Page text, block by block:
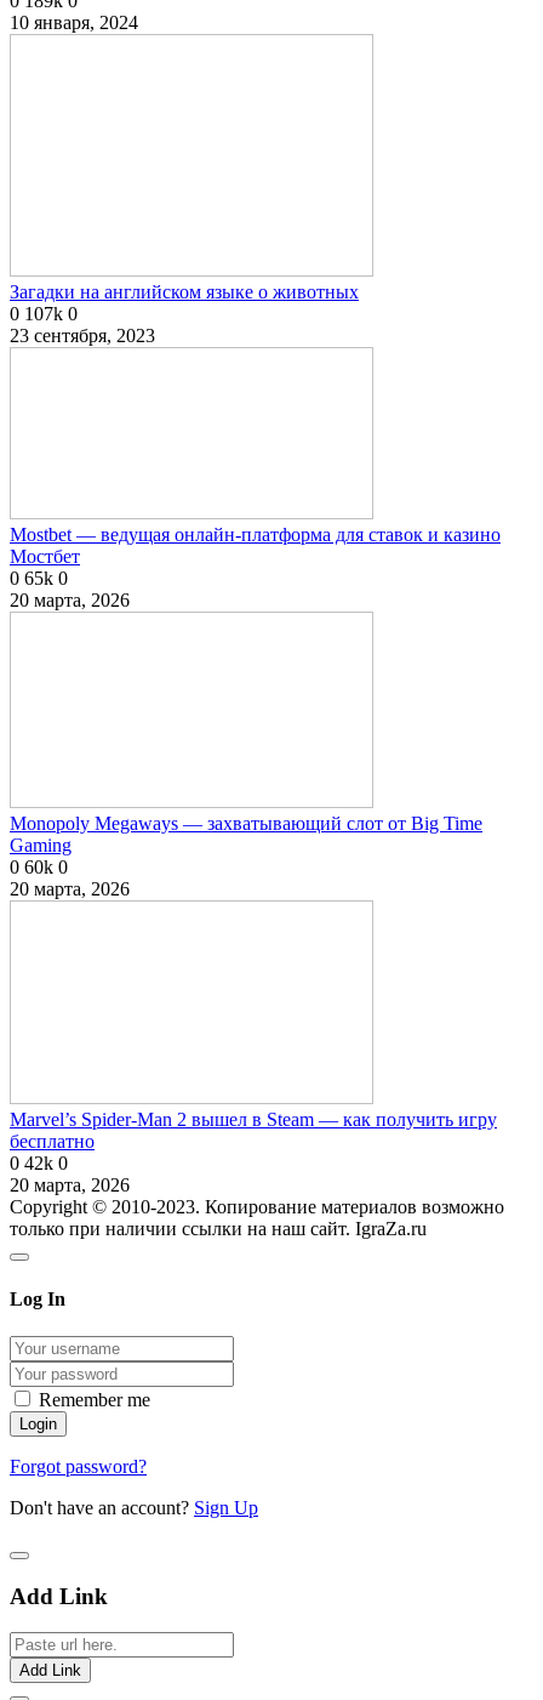
10 января, 2024
Загадки на английском языке о животных
0 107k 0
23 сентября, 2023
Mostbet — ведущая онлайн-платформа для ставок и казино
Мостбет
0 65k 0
20 марта, 2026
Monopoly Megaways — захватывающий слот от Big Time
Gaming
0 60k 0
20 марта, 2026
Marvel’s Spider-Man 2 вышел в Steam — как получить игру
бесплатно
0 42k 0
20 марта, 2026
Copyright © 2010-2023. Копирование материалов возможно
только при наличии ссылки на наш сайт. IgraZa.ru
Log In
Remember me
Forgot password?
Don't have an account? Sign Up
Add Link
Add Link